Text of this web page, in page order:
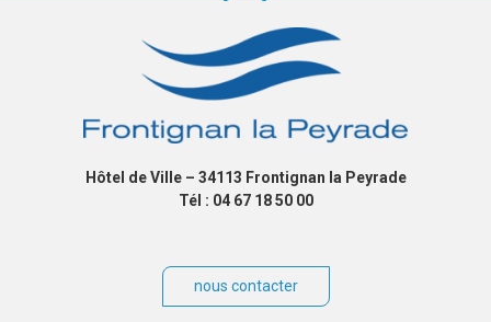
Hôtel de Ville – 34113 Frontignan la Peyrade
Tél : 04 67 18 50 00
nous contacter